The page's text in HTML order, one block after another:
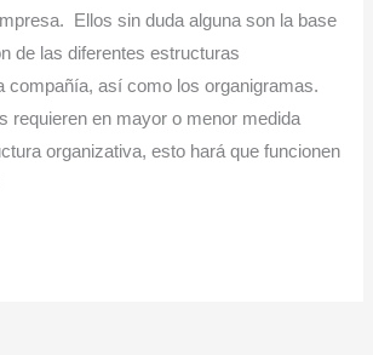
Ellos sin duda alguna son la base
de las diferentes estructuras
compañía, así como los organigramas.
requieren en mayor o menor medida
organizativa, esto hará que funcionen